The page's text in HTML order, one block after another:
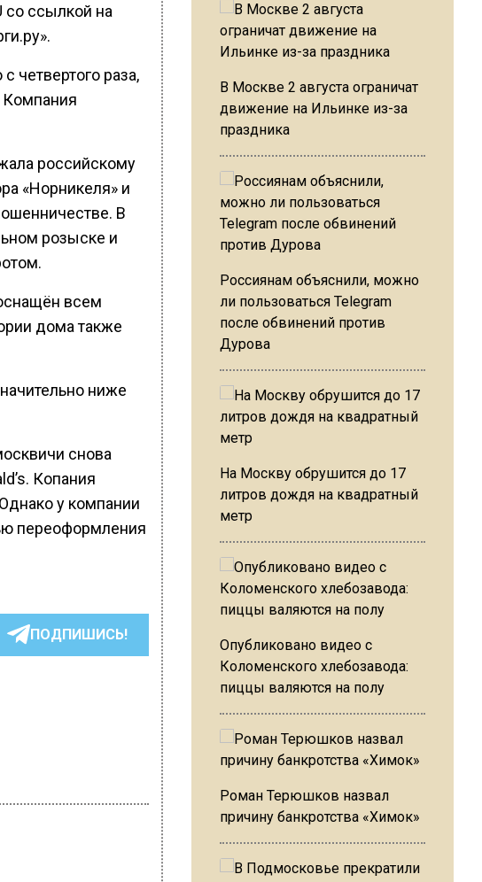
со ссылкой на
четвертого раза,
Компания
российскому
«Норникеля» и
В
розыске и
всем
дома также
ниже
снова
Копания
у компании
переоформления
ПОДПИШИСЬ!
В Москве 2 августа ограничат
движение на Ильинке из-за
праздника
Россиянам объяснили, можно
ли пользоваться Telegram
после обвинений против
Дурова
На Москву обрушится до 17
литров дождя на квадратный
метр
Опубликовано видео с
Коломенского хлебозавода:
пиццы валяются на полу
Роман Терюшков назвал
причину банкротства «Химок»